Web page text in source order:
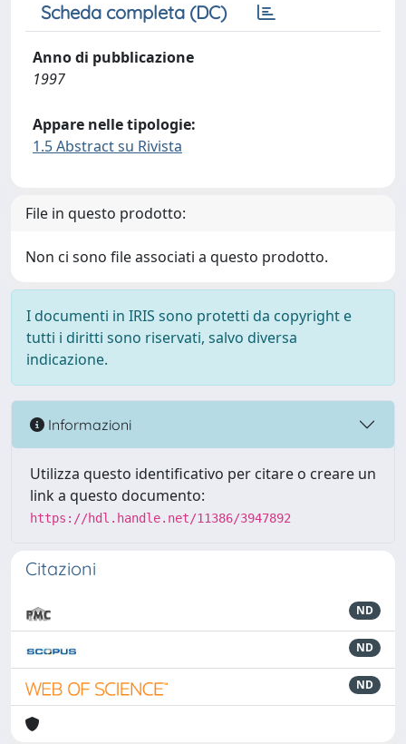
Scheda completa (DC)
Anno di pubblicazione
1997
Appare nelle tipologie:
1.5 Abstract su Rivista
File in questo prodotto:
Non ci sono file associati a questo prodotto.
I documenti in IRIS sono protetti da copyright e
tutti i diritti sono riservati, salvo diversa
indicazione.
Informazioni
Utilizza questo identificativo per citare o creare un
link a questo documento:
https://hdl.handle.net/11386/3947892
Citazioni
ND
ND
ND